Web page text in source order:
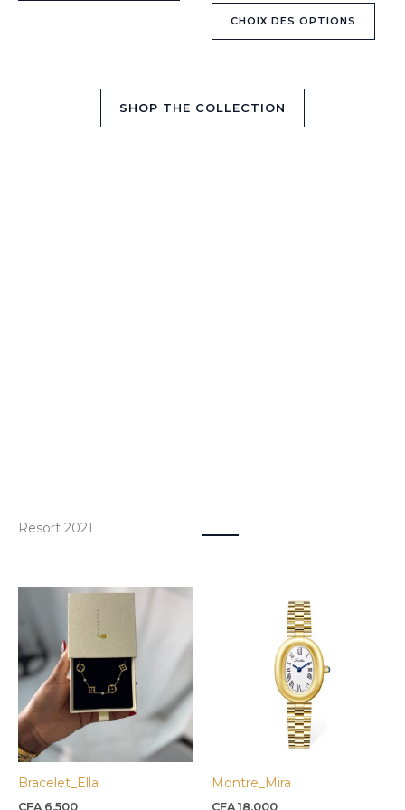
CHOIX DES OPTIONS
du
SHOP THE COLLECTION
Resort 2021
Bracelet_Ella
CFA 6.500
variations.
Les
peuvent
être
choisiesMontre_Mira
CFA 18.000